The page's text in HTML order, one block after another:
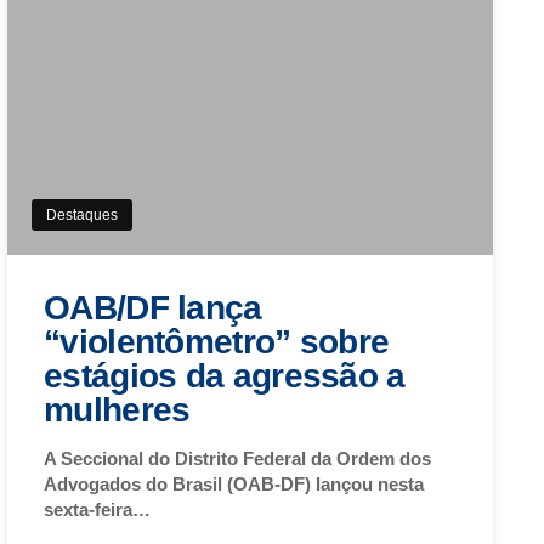
Destaques
OAB/DF lança
“violentômetro” sobre
estágios da agressão a
mulheres
A Seccional do Distrito Federal da Ordem dos
Advogados do Brasil (OAB-DF) lançou nesta
sexta-feira…